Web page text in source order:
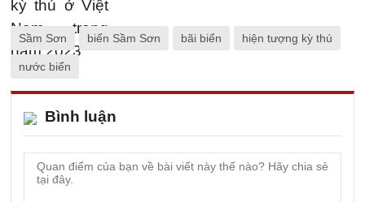
Sầm Sơn biển Sầm Sơn bãi biển hiện tượng kỳ thú
nước biển
Bình luận